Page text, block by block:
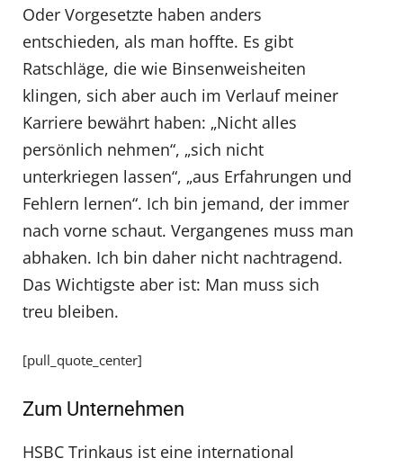
Oder Vorgesetzte haben anders
entschieden, als man hoffte. Es gibt
Ratschläge, die wie Binsenweisheiten
klingen, sich aber auch im Verlauf meiner
Karriere bewährt haben: „Nicht alles
persönlich nehmen“, „sich nicht
unterkriegen lassen“, „aus Erfahrungen und
Fehlern lernen“. Ich bin jemand, der immer
nach vorne schaut. Vergangenes muss man
abhaken. Ich bin daher nicht nachtragend.
Das Wichtigste aber ist: Man muss sich
treu bleiben.
[pull_quote_center]
Zum Unternehmen
HSBC Trinkaus ist eine international